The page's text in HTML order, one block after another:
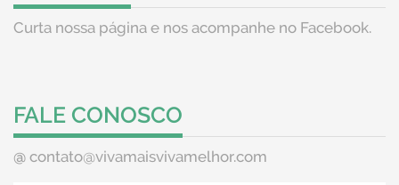
Curta nossa página e nos acompanhe no Facebook.
FALE CONOSCO
@ contato@vivamaisvivamelhor.com